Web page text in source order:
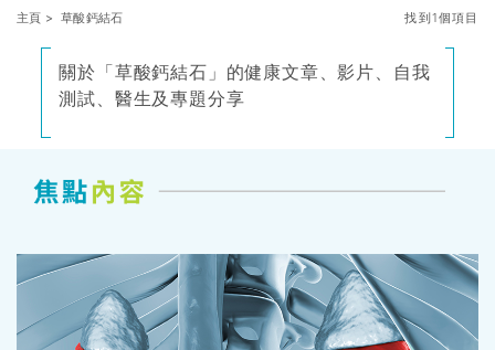
主頁 > 草酸鈣結石 找到1個項目
關於「草酸鈣結石」的健康文章、影片、自我
測試、醫生及專題分享